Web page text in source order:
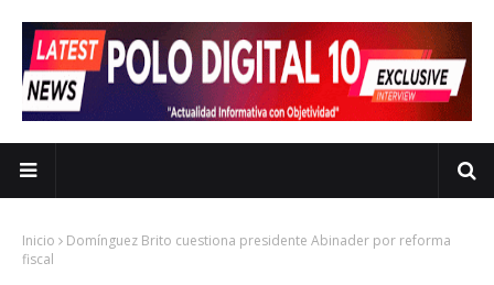
Inicio
Domínguez Brito cuestiona presidente Abinader por reforma
fiscal